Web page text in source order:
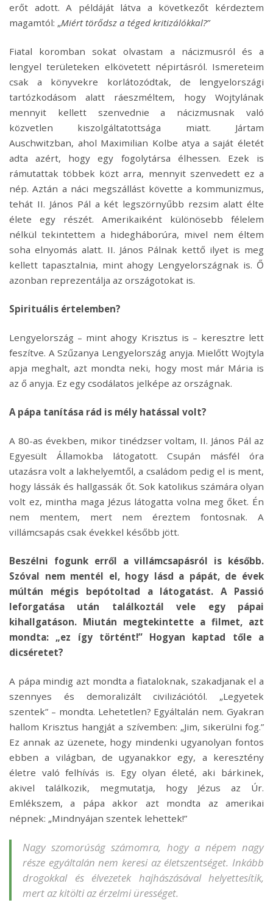
erőt adott. A példáját látva a következőt kérdeztem
magamtól: „Miért törődsz a téged kritizálókkal?”
Fiatal koromban sokat olvastam a nácizmusról és a
lengyel területeken elkövetett népirtásról. Ismereteim
csak a könyvekre korlátozódtak, de lengyelországi
tartózkodásom alatt ráeszméltem, hogy Wojtylának
mennyit kellett szenvednie a nácizmusnak való
közvetlen kiszolgáltatottsága miatt. Jártam
Auschwitzban, ahol Maximilian Kolbe atya a saját életét
adta azért, hogy egy fogolytársa élhessen. Ezek is
rámutattak többek közt arra, mennyit szenvedett ez a
nép. Aztán a náci megszállást követte a kommunizmus,
tehát II. János Pál a két legszörnyűbb rezsim alatt élte
élete egy részét. Amerikaiként különösebb félelem
nélkül tekintettem a hidegháborúra, mivel nem éltem
soha elnyomás alatt. II. János Pálnak kettő ilyet is meg
kellett tapasztalnia, mint ahogy Lengyelországnak is. Ő
azonban reprezentálja az országotokat is.
Spirituális értelemben?
Lengyelország – mint ahogy Krisztus is – keresztre lett
feszítve. A Szűzanya Lengyelország anyja. Mielőtt Wojtyla
apja meghalt, azt mondta neki, hogy most már Mária is
az ő anyja. Ez egy csodálatos jelképe az országnak.
A pápa tanítása rád is mély hatással volt?
A 80-as években, mikor tinédzser voltam, II. János Pál az
Egyesült Államokba látogatott. Csupán másfél óra
utazásra volt a lakhelyemtől, a családom pedig el is ment,
hogy lássák és hallgassák őt. Sok katolikus számára olyan
volt ez, mintha maga Jézus látogatta volna meg őket. Én
nem mentem, mert nem éreztem fontosnak. A
villámcsapás csak évekkel később jött.
Beszélni fogunk erről a villámcsapásról is később.
Szóval nem mentél el, hogy lásd a pápát, de évek
múltán mégis bepótoltad a látogatást. A Passió
leforgatása után találkoztál vele egy pápai
kihallgatáson. Miután megtekintette a filmet, azt
mondta: „ez így történt!” Hogyan kaptad tőle a
dicséretet?
A pápa mindig azt mondta a fiataloknak, szakadjanak el a
szennyes és demoralizált civilizációtól. „Legyetek
szentek” – mondta. Lehetetlen? Egyáltalán nem. Gyakran
hallom Krisztus hangját a szívemben: „Jim, sikerülni fog.”
Ez annak az üzenete, hogy mindenki ugyanolyan fontos
ebben a világban, de ugyanakkor egy, a keresztény
életre való felhívás is. Egy olyan életé, aki bárkinek,
akivel találkozik, megmutatja, hogy Jézus az Úr.
Emlékszem, a pápa akkor azt mondta az amerikai
népnek: „Mindnyájan szentek lehettek!”
Nagy szomorúság számomra, hogy a népem nagy
része egyáltalán nem keresi az életszentséget. Inkább
drogokkal és élvezetek hajhászásával helyettesítik,
mert az kitölti az érzelmi ürességet.